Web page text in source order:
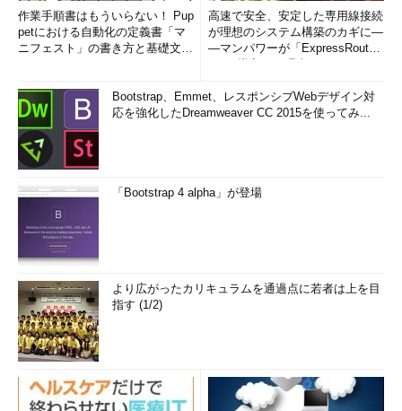
作業手順書はもういらない！ Pup
petにおける自動化の定義書「マ
ニフェスト」の書き方と基礎文法
高速で安全、安定した専用線接続
が理想のシステム構築のカギに―
―マンパワーが「ExpressRout
Bootstrap、Emmet、レスポンシブWebデザイン対
応を強化したDreamweaver CC 2015を使ってみ...
「Bootstrap 4 alpha」が登場
より広がったカリキュラムを通過点に若者は上を目
指す (1/2)